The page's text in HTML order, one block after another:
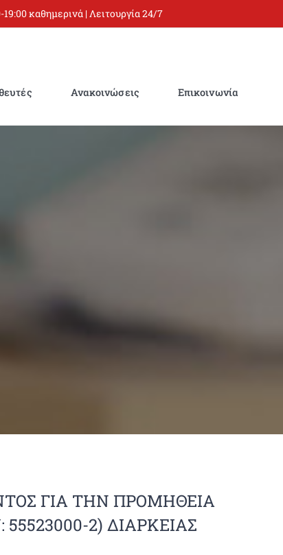
καθημερινά | Λειτουργία 24/7
Ανακοινώσεις Επικοινωνία
ΓΙΑ ΤΗΝ ΠΡΟΜΗΘΕΙΑ
2) ΔΙΑΡΚΕΙΑΣ